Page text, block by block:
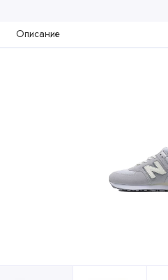
Описание